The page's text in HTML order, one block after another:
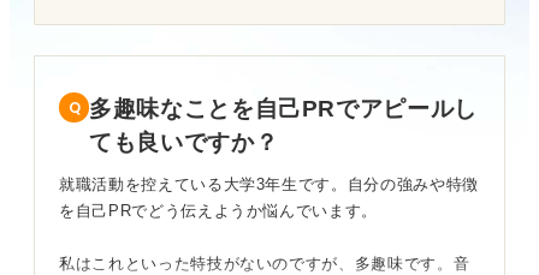
多趣味なことを自己PRでアピールし
ても良いですか？
就職活動を控えている大学3年生です。自分の強みや特徴
を自己PRでどう伝えようか悩んでいます。
私はこれといった特技がないのですが、多趣味です。音